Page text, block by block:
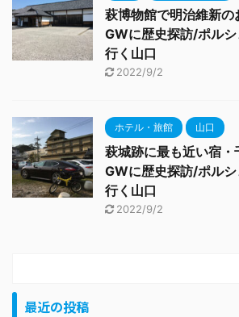
萩博物館で明治維新
GWに歴史探訪/ポル
行く山口
2022/9/2
ホテル・旅館 山口
萩城跡に最も近い宿
GWに歴史探訪/ポル
行く山口
2022/9/2
最近の投稿